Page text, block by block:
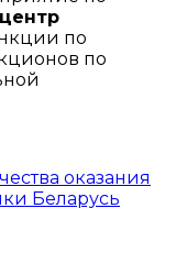
по
по
оказания
Беларусь